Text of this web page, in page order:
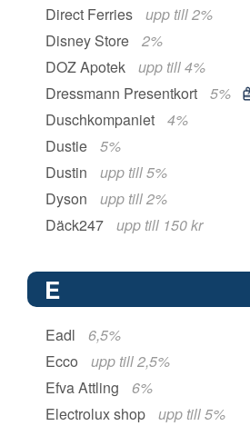
Direct Ferries
upp till 2%
Disney Store
2%
DOZ Apotek
upp till 4%
Dressmann Presentkort
5%
Duschkompaniet
4%
Dustie
5%
Dustin
upp till 5%
Dyson
upp till 2%
Däck247
upp till 150 kr
E
Eadl
6,5%
Ecco
upp till 2,5%
Efva Attling
6%
Electrolux shop
upp till 5%